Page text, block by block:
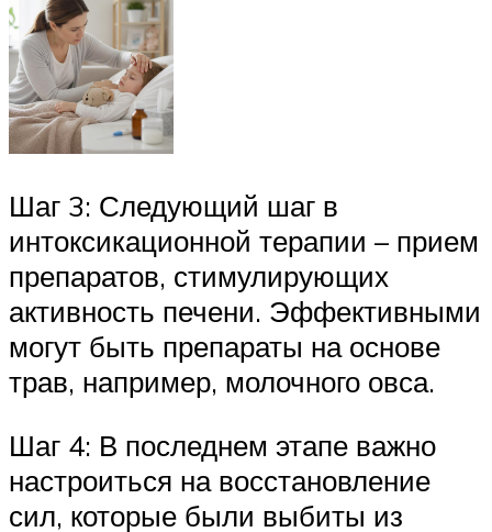
Шаг 3: Следующий шаг в
интоксикационной терапии – прием
препаратов, стимулирующих
активность печени. Эффективными
могут быть препараты на основе
трав, например, молочного овса.
Шаг 4: В последнем этапе важно
настроиться на восстановление
сил, которые были выбиты из